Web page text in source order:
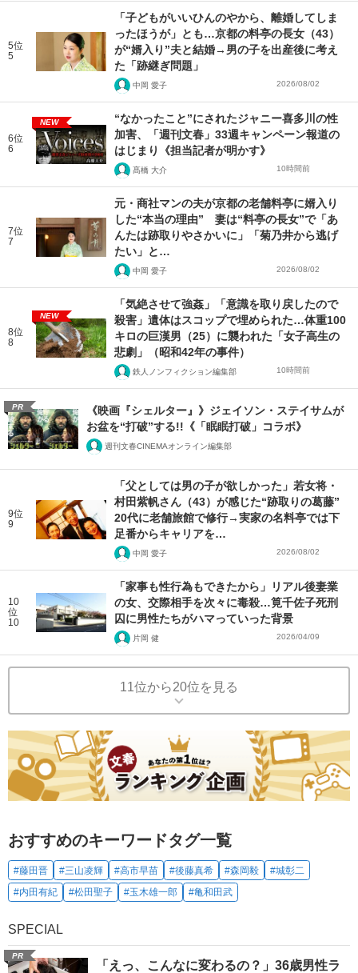
5位
5
「子どもがいいひんのやから、離婚してしま
ったほうが」とも…京都の料亭の長女（43）
が“婿入り”夫と結婚→男の子を出産後に考え
た「跡継ぎ問題」
中岡 愛子 2026/08/02
6位
6
NEW
“なかったこと”にされたジャニー喜多川の性
加害、「週刊文春」33週キャンペーン報道の
はじまり《担当記者が明かす》
髙橋 大介 10時間前
7位
7
元・商社マンの夫が京都の老舗料亭に婿入り
した“本当の理由” 妻は“料亭の長女”で「あ
んたは跡取りやさかいに」「菊乃井から逃げ
たい」と…
中岡 愛子 2026/08/02
8位
8
NEW
「気絶させて強姦」「意識を取り戻したので
殺害」遺体はスコップで埋められた…体重100
キロの巨漢男（25）に襲われた「女子高生の
悲劇」（昭和42年の事件）
鉄人ノンフィクション編集部 10時間前
PR
《映画『シェルター』》ジェイソン・ステイサムが
お盆を“打破”する!!《「眠眠打破」コラボ》
週刊文春CINEMAオンライン編集部
9位
9
「父としては男の子が欲しかった」若女将・
村田紫帆さん（43）が感じた“跡取りの葛藤”
20代に老舗旅館で修行→実家の名料亭では下
足番からキャリアを…
中岡 愛子 2026/08/02
10
位
10
「家事も性行為もできたから」リアル後妻業
の女、交際相手を次々に毒殺…筧千佐子死刑
囚に男性たちがハマっていった背景
片岡 健 2026/04/09
11位から20位を見る
おすすめのキーワードタグ一覧
#藤田晋 #三山凌輝 #高市早苗 #後藤真希 #森岡毅
#城彰二
#内田有紀
#松田聖子 #玉木雄一郎 #亀和田武
SPECIAL
PR
「えっ、こんなに変わるの？」36歳男性ラ